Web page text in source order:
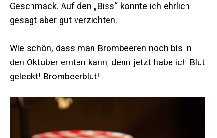
Geschmack. Auf den „Biss“ könnte ich ehrlich
gesagt aber gut verzichten.
Wie schön, dass man Brombeeren noch bis in
den Oktober ernten kann, denn jetzt habe ich Blut
geleckt! Brombeerblut!